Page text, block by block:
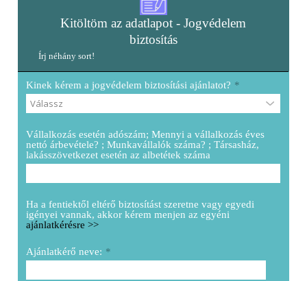
Kitöltöm az adatlapot - Jogvédelem
biztosítás
Írj néhány sort!
Kinek kérem a jogvédelem biztosítási ajánlatot? *
Vállalkozás esetén adószám; Mennyi a vállalkozás éves
nettó árbevétele? ; Munkavállalók száma? ; Társasház,
lakásszövetkezet esetén az albetétek száma
Ha a fentiektől eltérő biztosítást szeretne vagy egyedi
igényei vannak, akkor kérem menjen az egyéni
ajánlatkérésre >>
Ajánlatkérő neve: *